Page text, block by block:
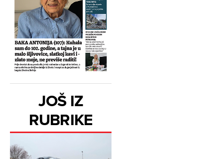
JOŠ IZ
RUBRIKE